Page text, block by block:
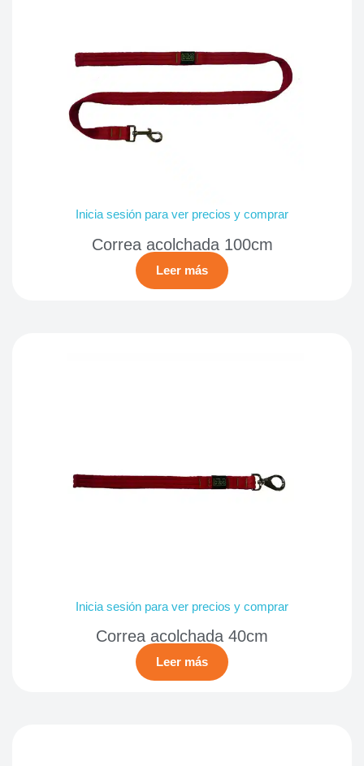
Inicia sesión para ver precios y comprar
Correa acolchada 100cm
Leer más
Inicia sesión para ver precios y comprar
Correa acolchada 40cm
Leer más